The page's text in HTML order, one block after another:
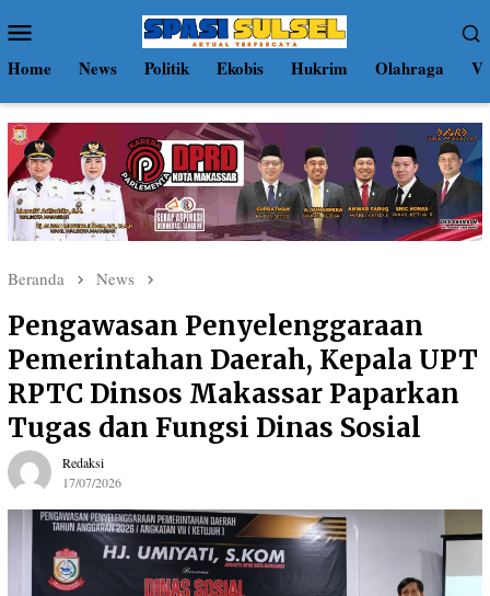
ke
kontenMobile
Home News Politik Ekobis Hukrim Olahraga
Beranda News
Pengawasan Penyelenggaraan
Pemerintahan Daerah, Kepala UPT
RPTC Dinsos Makassar Paparkan
Tugas dan Fungsi Dinas Sosial
Redaksi
17/07/2026